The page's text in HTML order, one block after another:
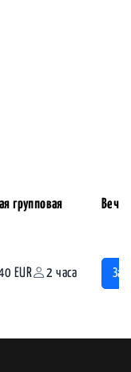
групповая
EUR 2 часа